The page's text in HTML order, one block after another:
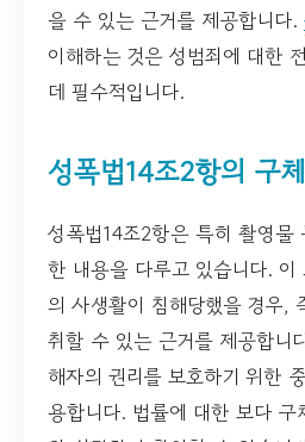
을 수 있는 근거를 제공합니다.
이해하는 것은 성범죄에 대한
데 필수적입니다.
성폭법14조2항의 구
성폭법14조2항은 특히 촬영물
한 내용을 다루고 있습니다. 이
의 사생활이 침해당했을 경우,
취할 수 있는 근거를 제공합니
해자의 권리를 보호하기 위한
용합니다. 법률에 대한 보다 구